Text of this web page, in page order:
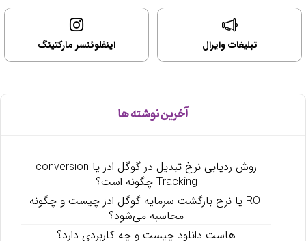
تبلیغات وایرال اینفلوئنسر مارکتینگ
آخرین نوشته ها
روش ردیابی نرخ تبدیل در گوگل ادز یا conversion
Tracking چگونه است؟
ROI یا نرخ بازگشت سرمایه گوگل ادز چیست و چگونه
محاسبه می‌شود؟
هاست دانلود چیست و چه کاربردی دارد؟